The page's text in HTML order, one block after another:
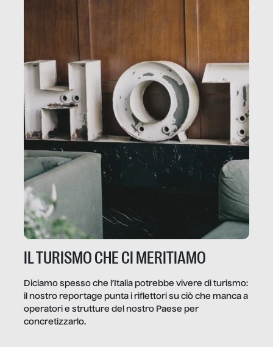
IL TURISMO CHE CI MERITIAMO
Diciamo spesso che l’Italia potrebbe vivere di turismo:
il nostro reportage punta i riflettori su ciò che manca a
operatori e strutture del nostro Paese per
concretizzarlo.